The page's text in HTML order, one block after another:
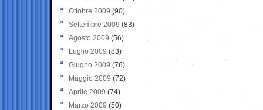
Ottobre 2009 (90)
Settembre 2009 (83)
Agosto 2009 (56)
Luglio 2009 (83)
Giugno 2009 (76)
Maggio 2009 (72)
Aprile 2009 (74)
Marzo 2009 (50)